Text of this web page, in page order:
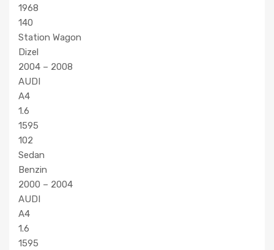
1968
140
Station Wagon
Dizel
2004 – 2008
AUDI
A4
1.6
1595
102
Sedan
Benzin
2000 – 2004
AUDI
A4
1.6
1595